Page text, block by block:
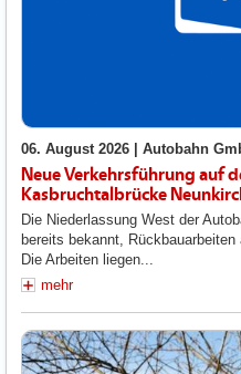
06. August 2026 | Autobahn
Neue Verkehrsführung auf
Kasbruchtalbrücke
Die Niederlassung West der
bereits bekannt,
Die Arbeiten liegen...
mehr